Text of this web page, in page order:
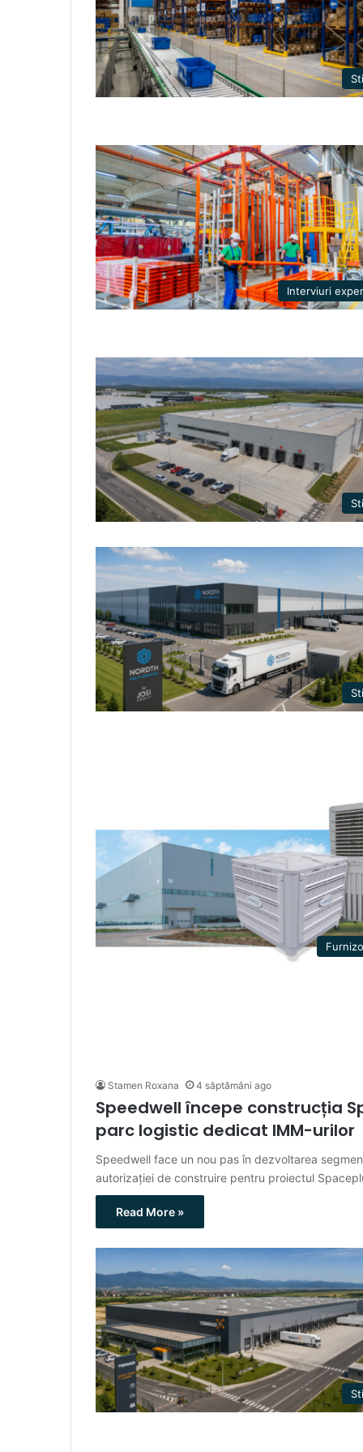
Interviuri
Stamen Roxana 4 săptămâni ago
Speedwell începe construcția
parc logistic dedicat IMM-urilor
Speedwell face un nou pas în dezvoltarea
autorizației de construire pentru proiectul
Read More »